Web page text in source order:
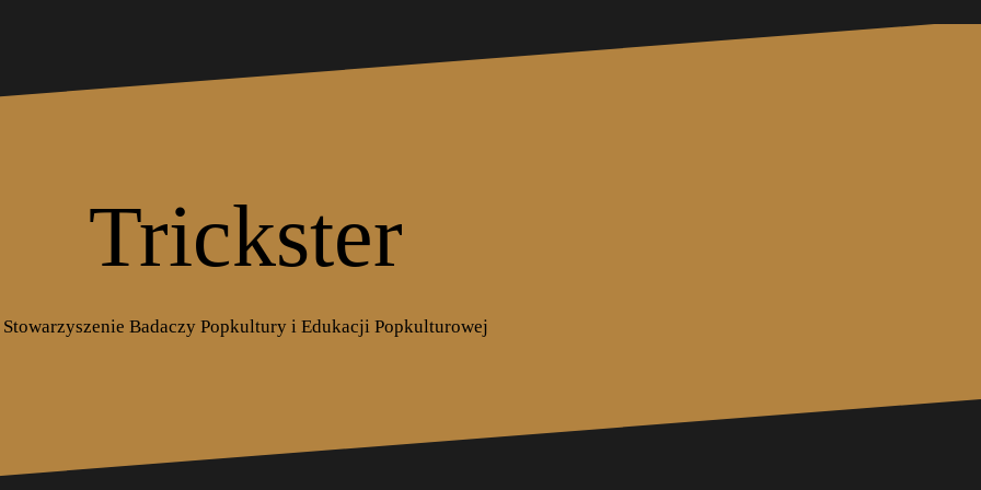
Trickster
Stowarzyszenie Badaczy Popkultury i Edukacji Popkulturowej